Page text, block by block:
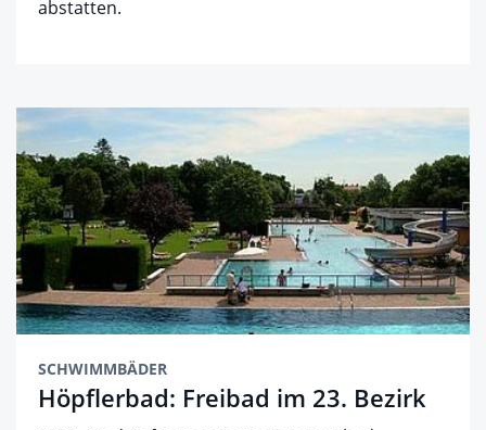
abstatten.
SCHWIMMBÄDER
Höpflerbad: Freibad im 23. Bezirk